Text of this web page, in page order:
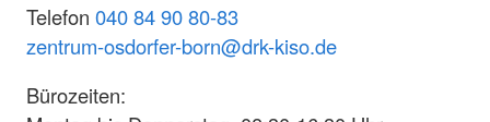
Telefon 040 84 90 80-83
zentrum-osdorfer-born@drk-kiso.de
Bürozeiten: